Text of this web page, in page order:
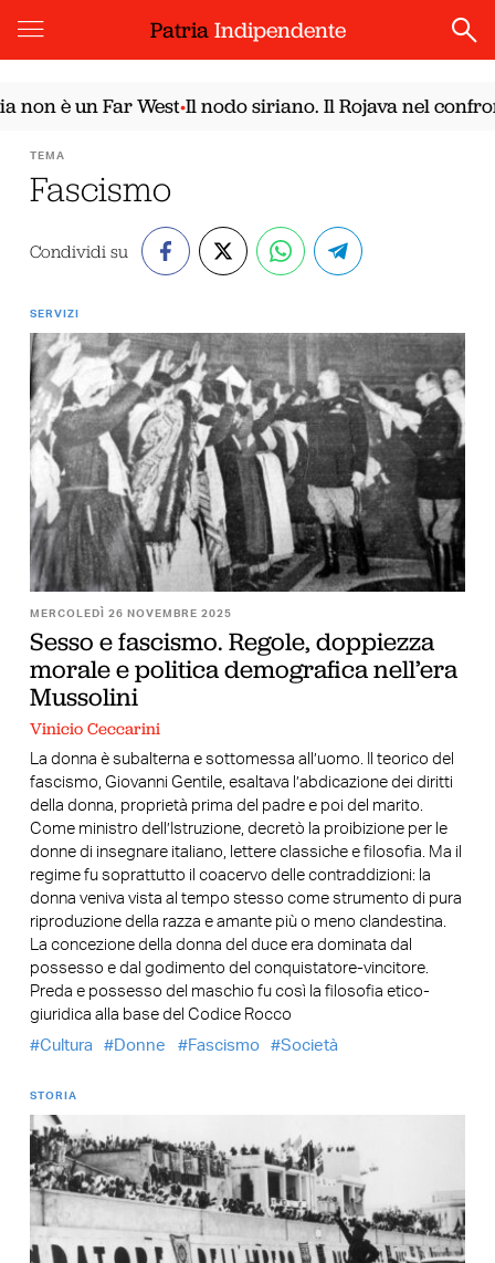
PatriaIndipendente
è un Far West•Il nodo siriano. Il Rojava nel
TEMA
Fascismo
Condividi su
SERVIZI
MERCOLEDÌ 26 NOVEMBRE 2025
Sesso e fascismo. Regole, doppiezza
morale e politica demografica nell’era
Mussolini
Vinicio Ceccarini
La donna è subalterna e sottomessa all’uomo. Il teorico del
fascismo, Giovanni Gentile, esaltava l’abdicazione dei diritti
della donna, proprietà prima del padre e poi del marito.
Come ministro dell’Istruzione, decretò la proibizione per le
donne di insegnare italiano, lettere classiche e filosofia. Ma il
regime fu soprattutto il coacervo delle contraddizioni: la
donna veniva vista al tempo stesso come strumento di pura
riproduzione della razza e amante più o meno clandestina.
La concezione della donna del duce era dominata dal
possesso e dal godimento del conquistatore-vincitore.
Preda e possesso del maschio fu così la filosofia etico-
giuridica alla base del Codice Rocco
Cultura
Donne Fascismo Società
STORIA